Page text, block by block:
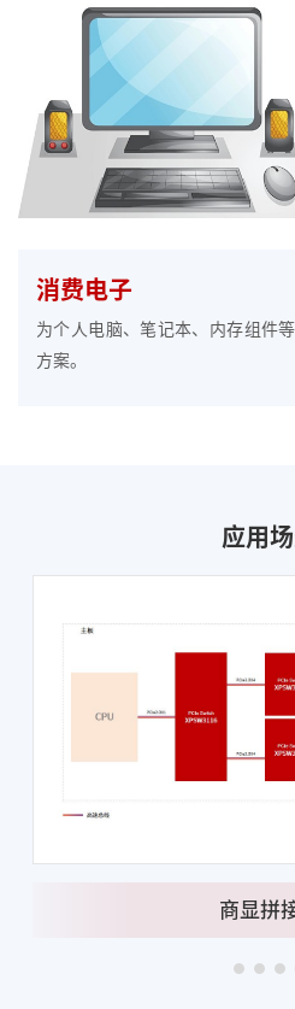
消费电子
为个人电脑、笔记本、内存组件
方案。
应用
商显拼